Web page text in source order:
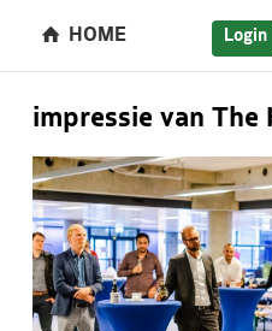
HOME Login
impressie van The